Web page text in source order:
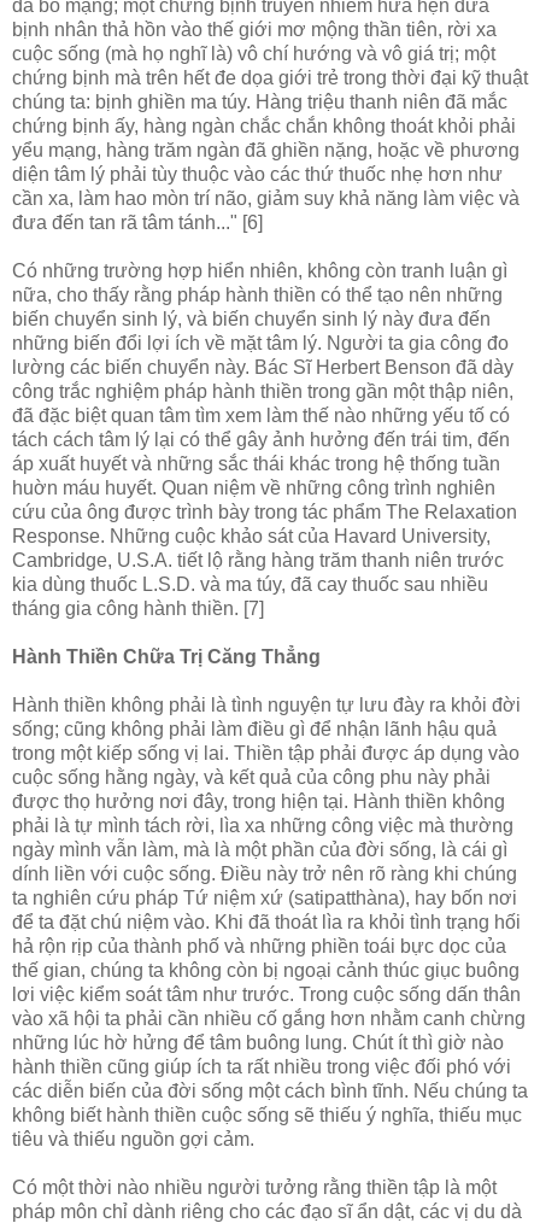
đã bỏ mạng; một chứng bịnh truyền nhiễm hứa hẹn đưa
bịnh nhân thả hồn vào thế giới mơ mộng thần tiên, rời xa
cuộc sống (mà họ nghĩ là) vô chí hướng và vô giá trị; một
chứng bịnh mà trên hết đe dọa giới trẻ trong thời đại kỹ thuật
chúng ta: bịnh ghiền ma túy. Hàng triệu thanh niên đã mắc
chứng bịnh ấy, hàng ngàn chắc chắn không thoát khỏi phải
yểu mạng, hàng trăm ngàn đã ghiền nặng, hoặc về phương
diện tâm lý phải tùy thuộc vào các thứ thuốc nhẹ hơn như
cần xa, làm hao mòn trí não, giảm suy khả năng làm việc và
đưa đến tan rã tâm tánh..." [6]
Có những trường hợp hiển nhiên, không còn tranh luận gì
nữa, cho thấy rằng pháp hành thiền có thể tạo nên những
biến chuyển sinh lý, và biến chuyển sinh lý này đưa đến
những biến đổi lợi ích về mặt tâm lý. Người ta gia công đo
lường các biến chuyển này. Bác Sĩ Herbert Benson đã dày
công trắc nghiệm pháp hành thiền trong gần một thập niên,
đã đặc biệt quan tâm tìm xem làm thế nào những yếu tố có
tách cách tâm lý lại có thể gây ảnh hưởng đến trái tim, đến
áp xuất huyết và những sắc thái khác trong hệ thống tuần
huờn máu huyết. Quan niệm về những công trình nghiên
cứu của ông được trình bày trong tác phẩm The Relaxation
Response. Những cuộc khảo sát của Havard University,
Cambridge, U.S.A. tiết lộ rằng hàng trăm thanh niên trước
kia dùng thuốc L.S.D. và ma túy, đã cay thuốc sau nhiều
tháng gia công hành thiền. [7]
Hành Thiền Chữa Trị Căng Thẳng
Hành thiền không phải là tình nguyện tự lưu đày ra khỏi đời
sống; cũng không phải làm điều gì để nhận lãnh hậu quả
trong một kiếp sống vị lai. Thiền tập phải được áp dụng vào
cuộc sống hằng ngày, và kết quả của công phu này phải
được thọ hưởng nơi đây, trong hiện tại. Hành thiền không
phải là tự mình tách rời, lìa xa những công việc mà thường
ngày mình vẫn làm, mà là một phần của đời sống, là cái gì
dính liền với cuộc sống. Ðiều này trở nên rõ ràng khi chúng
ta nghiên cứu pháp Tứ niệm xứ (satipatthàna), hay bốn nơi
để ta đặt chú niệm vào. Khi đã thoát lìa ra khỏi tình trạng hối
hả rộn rịp của thành phố và những phiền toái bực dọc của
thế gian, chúng ta không còn bị ngoại cảnh thúc giục buông
lơi việc kiểm soát tâm như trước. Trong cuộc sống dấn thân
vào xã hội ta phải cần nhiều cố gắng hơn nhằm canh chừng
những lúc hờ hửng để tâm buông lung. Chút ít thì giờ nào
hành thiền cũng giúp ích ta rất nhiều trong việc đối phó với
các diễn biến của đời sống một cách bình tĩnh. Nếu chúng ta
không biết hành thiền cuộc sống sẽ thiếu ý nghĩa, thiếu mục
tiêu và thiếu nguồn gợi cảm.
Có một thời nào nhiều người tưởng rằng thiền tập là một
pháp môn chỉ dành riêng cho các đạo sĩ ẩn dật, các vị du dà